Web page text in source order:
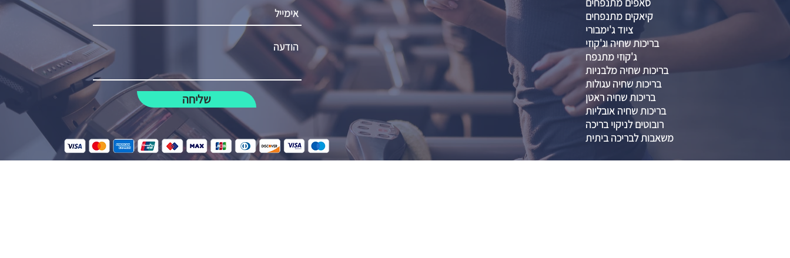
שליחה
קיאקים מתנפחים
ציוד ג'ימבורי
בריכות שחיה וג'קוזי
ג'קוזי מתנפח
בריכות שחיה מלבניות
בריכות שחיה עגולות
בריכות שחיה ראטן
בריכות שחיה אובליות
רובוטים לניקוי בריכה
משאבות לבריכה ביתית